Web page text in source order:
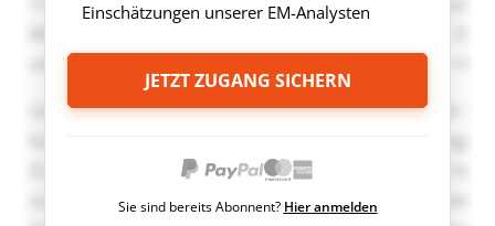
Einschätzungen unserer EM-Analysten
JETZT ZUGANG SICHERN
Sie sind bereits Abonnent? Hier anmelden